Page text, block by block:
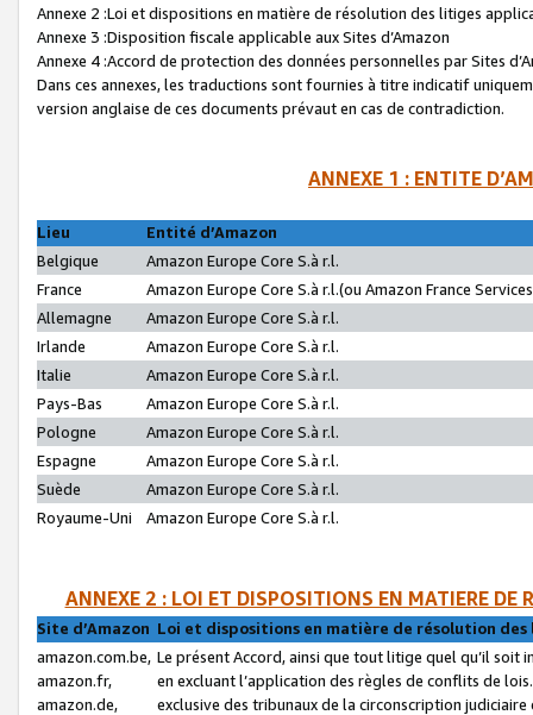
Annexe 2 :Loi et dispositions en matière de résolution des litiges
Annexe 3 :Disposition fiscale applicable aux Sites d’Amazon
Annexe 4 :Accord de protection des données personnelles par Sites
Dans ces annexes, les traductions sont fournies à titre indicatif
version anglaise de ces documents prévaut en cas de contradiction.
ANNEXE 1 : ENTITE
Lieu
Entité d’Amazon
Belgique
Amazon Europe Core S.à r.l.
France
Amazon Europe Core S.à r.l.(ou Amazon France
Allemagne
Amazon Europe Core S.à r.l.
Irlande
Amazon Europe Core S.à r.l.
Italie
Amazon Europe Core S.à r.l.
Pays-Bas
Amazon Europe Core S.à r.l.
Pologne
Amazon Europe Core S.à r.l.
Espagne
Amazon Europe Core S.à r.l.
Suède
Amazon Europe Core S.à r.l.
Royaume-Uni
Amazon Europe Core S.à r.l.
ANNEXE 2 : LOI ET DISPOSITIONS EN MATIERE DE
Site d’Amazon Loi et dispositions en matière de résolution
amazon.com.be,
amazon.fr,
amazon.de,
Le présent Accord, ainsi que tout litige quel qu’il soit
en excluant l’application des règles de conflits de
exclusive des tribunaux de la circonscription